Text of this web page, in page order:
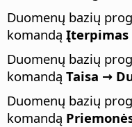
Duomenų bazių
komandą Įterpimas
Duomenų bazių
komandą Taisa →
Duomenų bazių
komandą